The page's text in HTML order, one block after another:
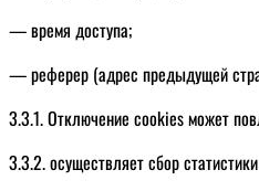
— время доступа;
— реферер (адрес предыдущей
3.3.1. Отключение cookies может
3.3.2. осуществляет сбор